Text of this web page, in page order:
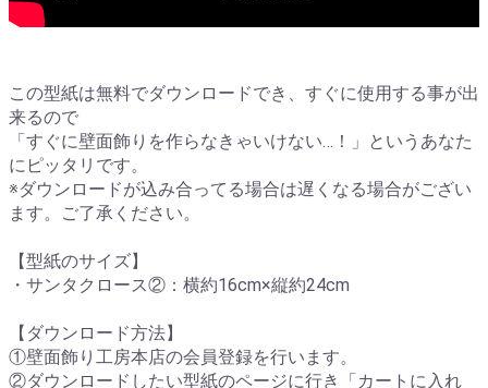
この型紙は無料でダウンロードでき、すぐに使用する事が出
来るので
「すぐに壁面飾りを作らなきゃいけない…！」というあなた
にピッタリです。
※ダウンロードが込み合ってる場合は遅くなる場合がござい
ます。ご了承ください。
【型紙のサイズ】
・サンタクロース②：横約16cm×縦約24cm
【ダウンロード方法】
①壁面飾り工房本店の会員登録を行います。
②ダウンロードしたい型紙のページに行き「カートに入れ